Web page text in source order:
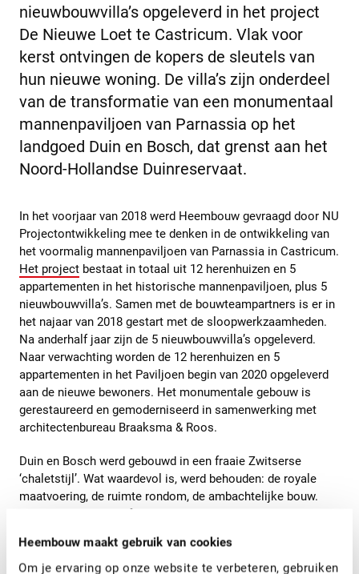
Heembouw maakt gebruik van cookies
Om je ervaring op onze website te verbeteren, gebruiken
nieuwbouwvilla’s opgeleverd in het project
De Nieuwe Loet te Castricum. Vlak voor
kerst ontvingen de kopers de sleutels van
hun nieuwe woning. De villa’s zijn onderdeel
van de transformatie van een monumentaal
mannenpaviljoen van Parnassia op het
landgoed Duin en Bosch, dat grenst aan het
Noord-Hollandse Duinreservaat.
In het voorjaar van 2018 werd Heembouw gevraagd door NU
Projectontwikkeling mee te denken in de ontwikkeling van
het voormalig mannenpaviljoen van Parnassia in Castricum.
Het project bestaat in totaal uit 12 herenhuizen en 5
appartementen in het historische mannenpaviljoen, plus 5
nieuwbouwvilla’s. Samen met de bouwteampartners is er in
het najaar van 2018 gestart met de sloopwerkzaamheden.
Na anderhalf jaar zijn de 5 nieuwbouwvilla’s opgeleverd.
Naar verwachting worden de 12 herenhuizen en 5
appartementen in het Paviljoen begin van 2020 opgeleverd
aan de nieuwe bewoners. Het monumentale gebouw is
gerestaureerd en gemoderniseerd in samenwerking met
architectenbureau Braaksma & Roos.
Duin en Bosch werd gebouwd in een fraaie Zwitserse
‘chaletstijl’. Wat waardevol is, werd behouden: de royale
maatvoering, de ruimte rondom, de ambachtelijke bouw.
Daar is modern comfort aan toegevoegd: privéterrassen,
het zicht.